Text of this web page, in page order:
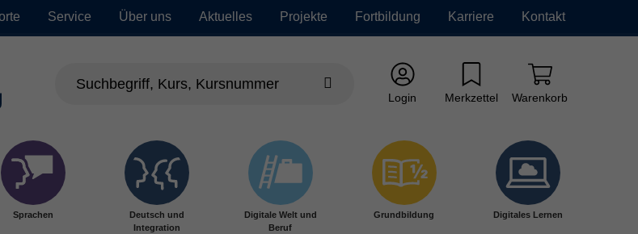
Service Über uns Aktuelles Projekte Fortbildung Karriere Kontakt
Login Merkzettel Warenkorb
Sprachen
Deutsch und
Integration
Digitale Welt und
Beruf
Grundbildung Digitales Lernen